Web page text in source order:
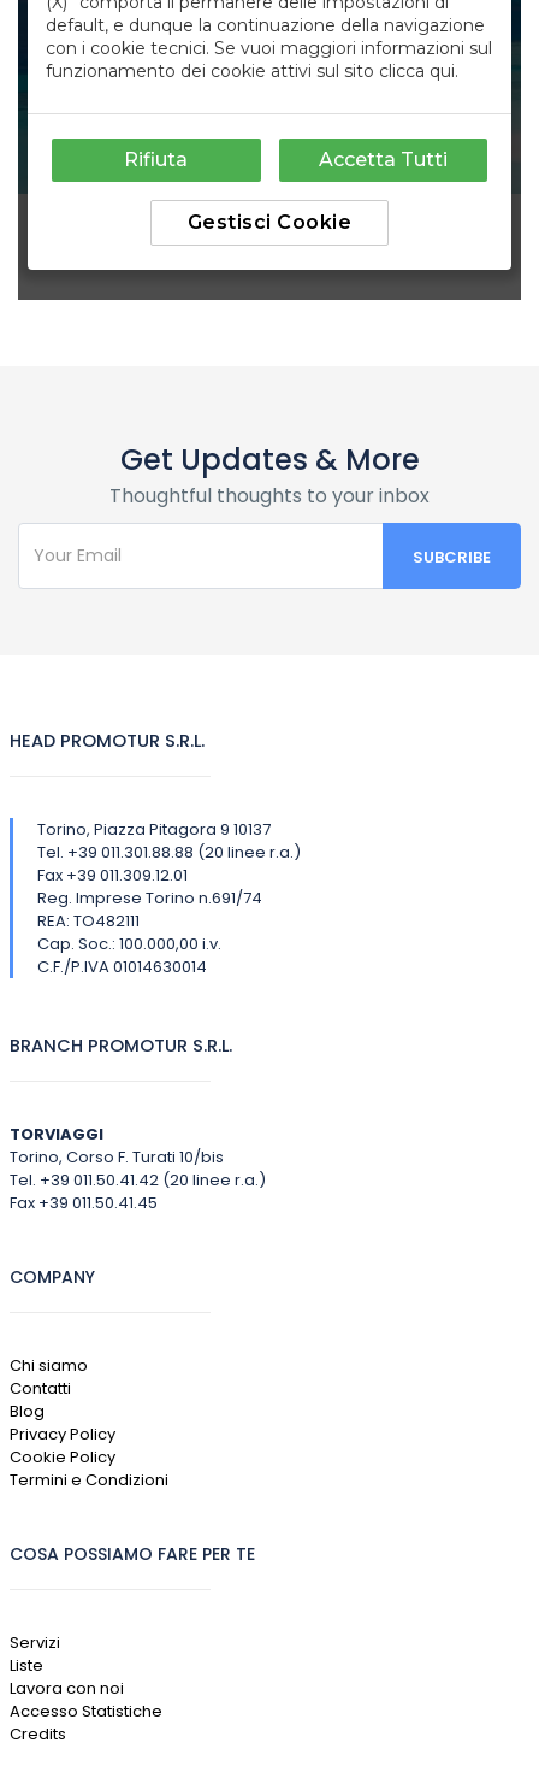
Get Updates & More
Thoughtful thoughts to your inbox
HEAD PROMOTUR S.R.L.
Torino, Piazza Pitagora 9 10137
Tel. +39 011.301.88.88 (20 linee r.a.)
Fax +39 011.309.12.01
Reg. Imprese Torino n.691/74
REA: TO482111
Cap. Soc.: 100.000,00 i.v.
C.F./P.IVA 01014630014
BRANCH PROMOTUR S.R.L.
TORVIAGGI
Torino, Corso F. Turati 10/bis
Tel. +39 011.50.41.42 (20 linee r.a.)
Fax +39 011.50.41.45
COMPANY
Chi siamo
Contatti
Blog
Privacy Policy
Cookie Policy
Termini e Condizioni
COSA POSSIAMO FARE PER TE
Servizi
Liste
Lavora con noi
Accesso Statistiche
Credits